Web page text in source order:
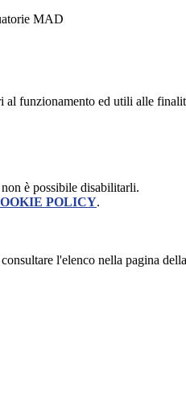
MAD
al funzionamento ed utili alle
è possibile disabilitarli.
POLICY.
l'elenco nella pagina